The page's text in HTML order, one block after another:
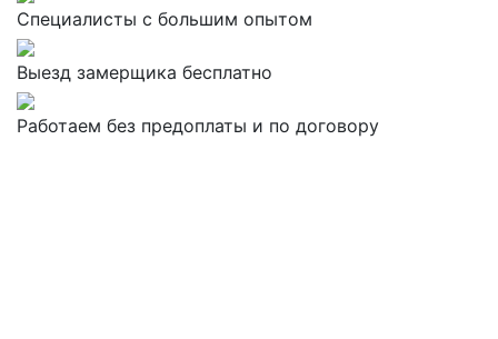
Специалисты с большим опытом
Выезд замерщика бесплатно
Работаем без предоплаты и по договору